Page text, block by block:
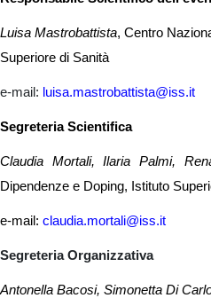
Luisa Mastrobattista, Centro
Superiore di Sanità
e-mail: luisa.mastrobattista@iss.it
Segreteria Scientifica
Claudia Mortali, Ilaria Palmi,
Dipendenze e Doping, Istituto
e-mail: claudia.mortali@iss.it
Segreteria Organizzativa
Antonella Bacosi, Simonetta Di